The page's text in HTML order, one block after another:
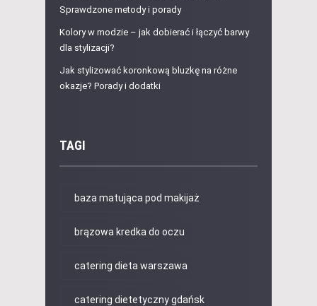
Sprawdzone metody i porady
Kolory w modzie – jak dobierać i łączyć barwy
dla stylizacji?
Jak stylizować koronkową bluzkę na różne
okazje? Porady i dodatki
TAGI
baza matująca pod makijaż
brązowa kredka do oczu
catering dieta warszawa
catering dietetyczny gdańsk